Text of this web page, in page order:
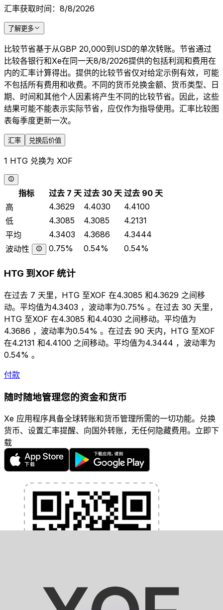
汇率获取时间：8/8/2026
了解更多
比较节省基于从GBP 20,000到USD的单次转账。节省通过
比较各银行和Xe在同一天8/8/2026提供的包括利润和费用在
内的汇率计算得出。提供的比较节省仅对给定示例有效，可能
不包括所有费用和收费。不同的货币兑换金额、货币类型、日
期、时间和其他个人因素将产生不同的比较节省。因此，这些
结果可能不能表示实际节省，应仅作为指导使用。汇率比较图
表每季度更新一次。
汇率 兑换后价值
1 HTG 兑换为 XOF
指标 过去 7 天 过去 30 天 过去 90 天
高
4.3629 4.4030
4.4100
低
4.3085 4.3085
4.2131
平均
4.3403 4.3686
4.3444
波动性
0.75% 0.54% 0.54%
HTG 到XOF 统计
在过去 7 天里，HTG 至XOF 在4.3085 和4.3629 之间移
动。平均值为4.3403 ，波动率为0.75% 。在过去 30 天里，
HTG 至XOF 在4.3085 和4.4030 之间移动。平均值为
4.3686 ，波动率为0.54% 。在过去 90 天内，HTG 至XOF
在4.2131 和4.4100 之间移动。平均值为4.3444 ，波动率为
0.54% 。
付款
随时随地管理您的资金和货币
Xe 应用程序具备全球转账和货币管理所需的一切功能。兑换
货币、设置汇率提醒、向国外转账，无任何隐藏费用。立即下
载